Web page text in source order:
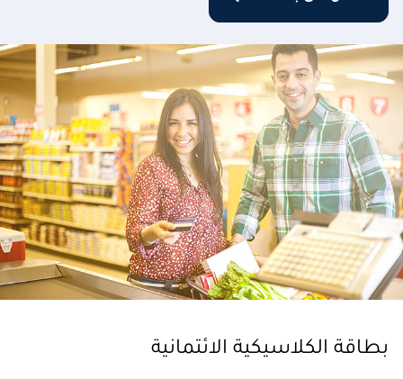
بطاقة الكلاسيكية الائتمانية